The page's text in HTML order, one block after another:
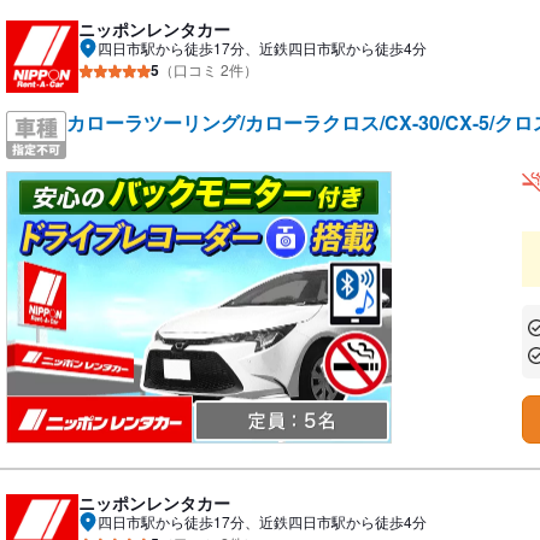
ニッポンレンタカー
四日市駅から徒歩17分、近鉄四日市駅から徒歩4分
5 （口コミ 2件）
カローラツーリング/カローラクロス/CX-30/CX-5/ク
ニッポンレンタカー
四日市駅から徒歩17分、近鉄四日市駅から徒歩4分